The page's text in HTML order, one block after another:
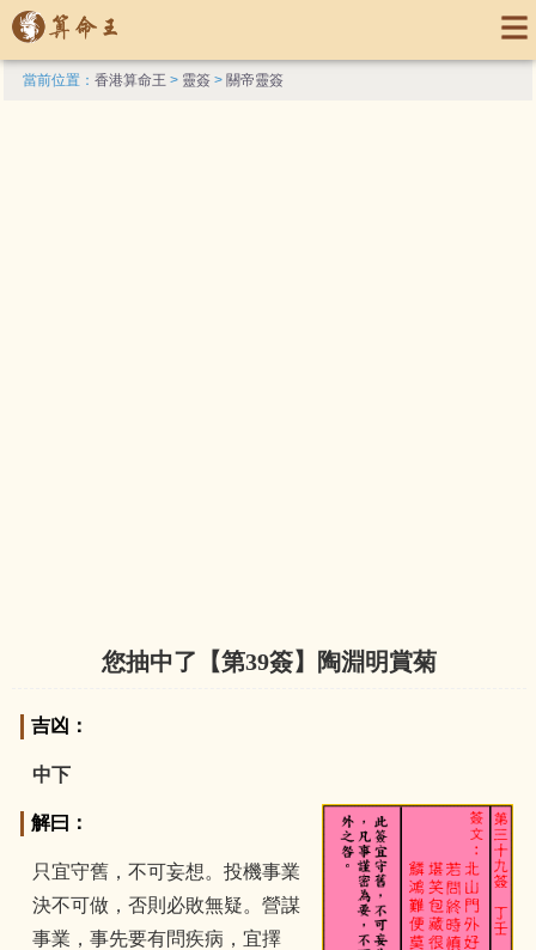
當前位置：香港算命王 > 靈簽 > 關帝靈簽
您抽中了【第39簽】陶淵明賞菊
吉凶：
中下
解曰：
只宜守舊，不可妄想。投機事業
決不可做，否則必敗無疑。營謀
事業，事先要有問疾病，宜擇